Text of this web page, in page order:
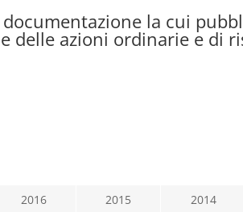
la cui
delle azioni ordinarie e di
2016 2015 2014